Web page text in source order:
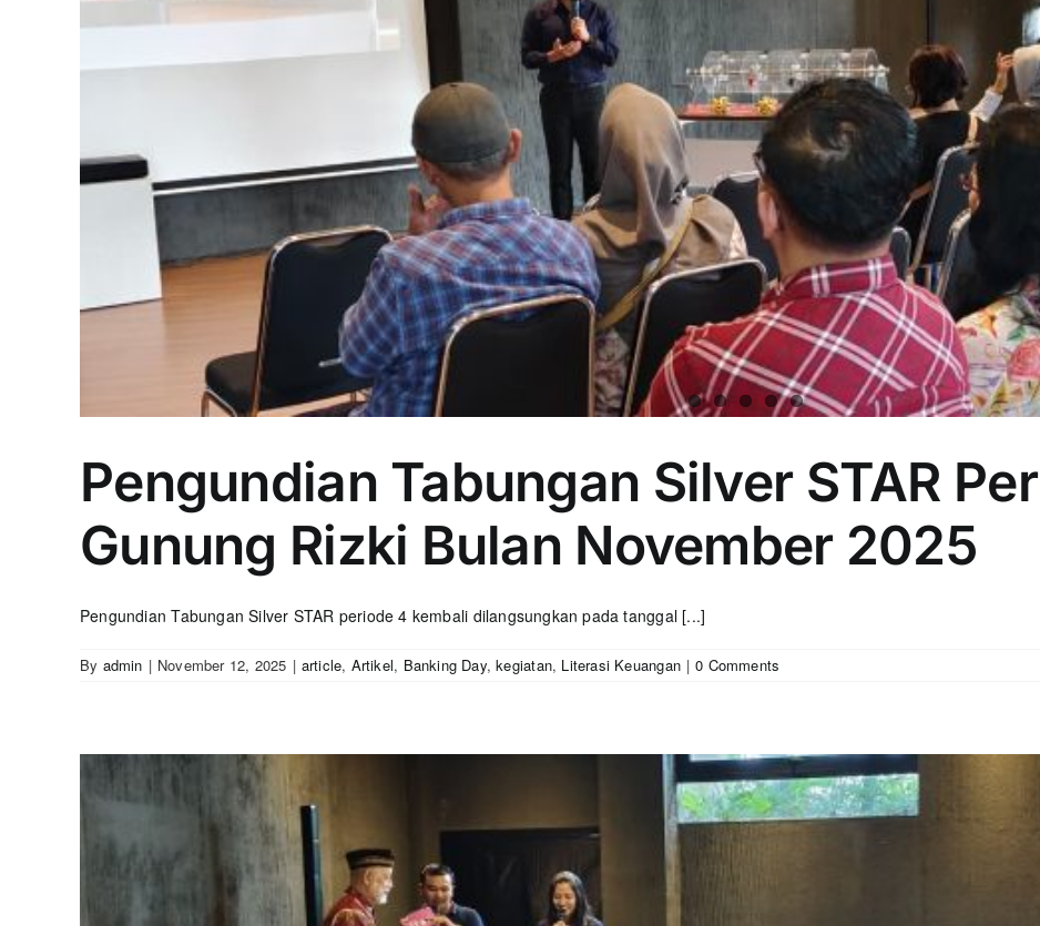
Pengundian Tabungan Silver STAR
Gunung Rizki Bulan November 2025
Pengundian Tabungan Silver STAR periode 4 kembali dilangsungkan pada tanggal [...]
By admin | November 12, 2025 | article, Artikel, Banking Day,kegiatan, Literasi Keuangan | 0 Comments